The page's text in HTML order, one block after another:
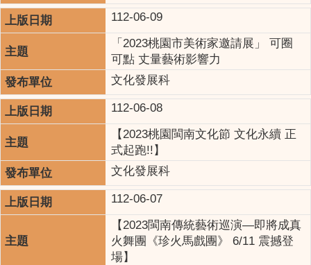
112-06-09
「2023桃園市美術家邀請展」 可圈
可點 丈量藝術影響力
文化發展科
112-06-08
【2023桃園閩南文化節 文化永續 正
式起跑!!】
文化發展科
112-06-07
【2023閩南傳統藝術巡演—即將成真
火舞團《珍火馬戲團》 6/11 震撼登
場】